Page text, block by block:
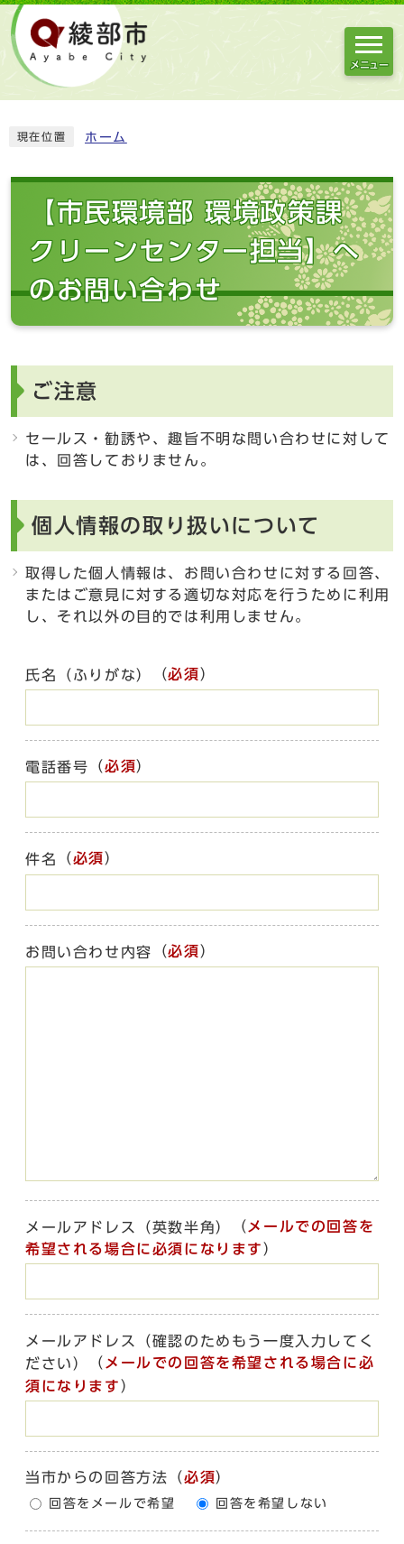
メニュー
現在位置 ホーム
【市民環境部 環境政策課
クリーンセンター担当】へ
のお問い合わせ
ご注意
セールス・勧誘や、趣旨不明な問い合わせに対して
は、回答しておりません。
個人情報の取り扱いについて
取得した個人情報は、お問い合わせに対する回答、
またはご意見に対する適切な対応を行うために利用
し、それ以外の目的では利用しません。
氏名（ふりがな） （必須）
電話番号 （必須）
件名 （必須）
お問い合わせ内容 （必須）
メールアドレス（英数半角） （ メールでの回答を
希望される場合に必須になります ）
メールアドレス（確認のためもう一度入力してく
ださい）
（ メールでの回答を希望される場合に必
須になります ）
当市からの回答方法 （必須）
回答をメールで希望 回答を希望しない